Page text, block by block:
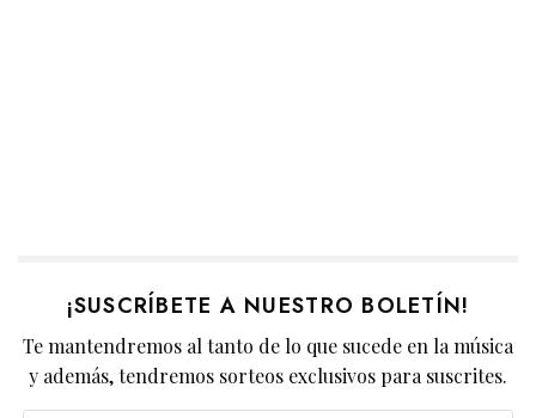
¡SUSCRÍBETE A NUESTRO BOLETÍN!
Te mantendremos al tanto de lo que sucede en la música
y además, tendremos sorteos exclusivos para suscrites.